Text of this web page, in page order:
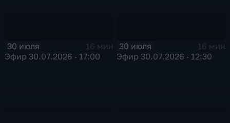
30 июля
16 мин
Эфир 30.07.2026 · 17:00
30 июля
16 мин
Эфир 30.07.2026 · 12:30